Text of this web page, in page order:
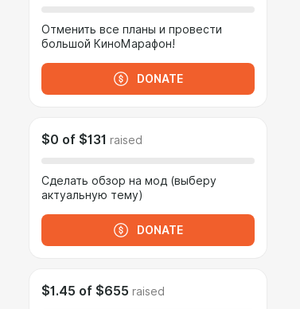
Отменить все планы и провести
большой КиноМарафон!
DONATE
$0 of $131 raised
Сделать обзор на мод (выберу
актуальную тему)
DONATE
$1.45 of $655 raised